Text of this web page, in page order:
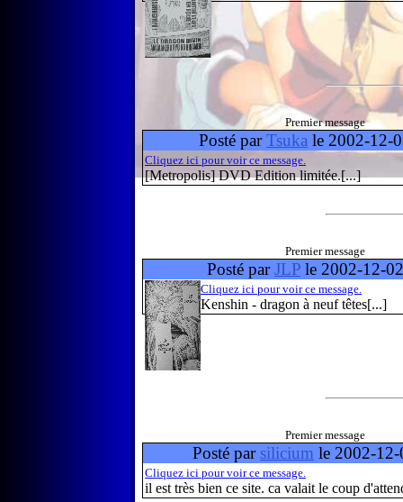
Premier message
Posté parTsuka le 2002-12-
Cliquez ici pour voir ce message.
[Metropolis] DVD Edition limitée.[...]
Premier message
Posté parJLP le 2002-12-
Cliquez ici pour voir ce message.
Kenshin - dragon à neuf têtes[...]
Premier message
Posté par silicium le 2002-
Cliquez ici pour voir ce message.
il est très bien ce site. ca valait le coup